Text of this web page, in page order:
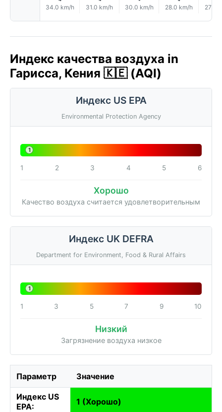
34.0 km/h 31.0 km/h 30.0 km/h 28.0 km/h 27.0
Индекс качества воздуха in
Гарисса, Кения 🇰🇪 (AQI)
Индекс US EPA
Environmental Protection Agency
1
1 2 3 4 5 6
Хорошо
Качество воздуха считается удовлетворительным
Индекс UK DEFRA
Department for Environment, Food & Rural Affairs
1
1 3 5 7 9 10
Низкий
Загрязнение воздуха низкое
Параметр Значение
Индекс US
EPA:
1 (Хорошо)